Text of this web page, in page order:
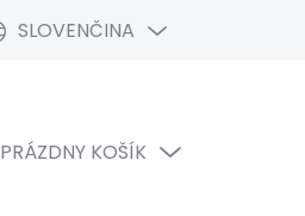
SLOVENČINA
NÁKUPNÝ
PRÁZDNY KOŠÍK